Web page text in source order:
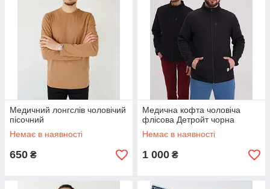
Медичний лонгслів чоловічий
пісочний
Немає в наявності
650 ₴
Медична кофта чоловіча
флісова Детройт чорна
Немає в наявності
1 000 ₴